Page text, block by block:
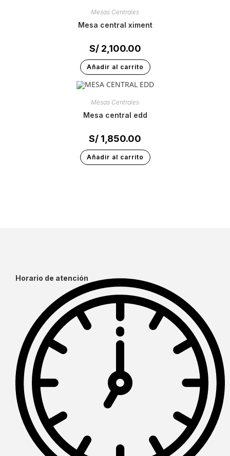
Mesas Centrales
mesa central ximent
S/2,100.00
Añadir al carrito
Mesas Centrales
mesa central edd
S/ 1,850.00
Añadir al carrito
Horario de atención